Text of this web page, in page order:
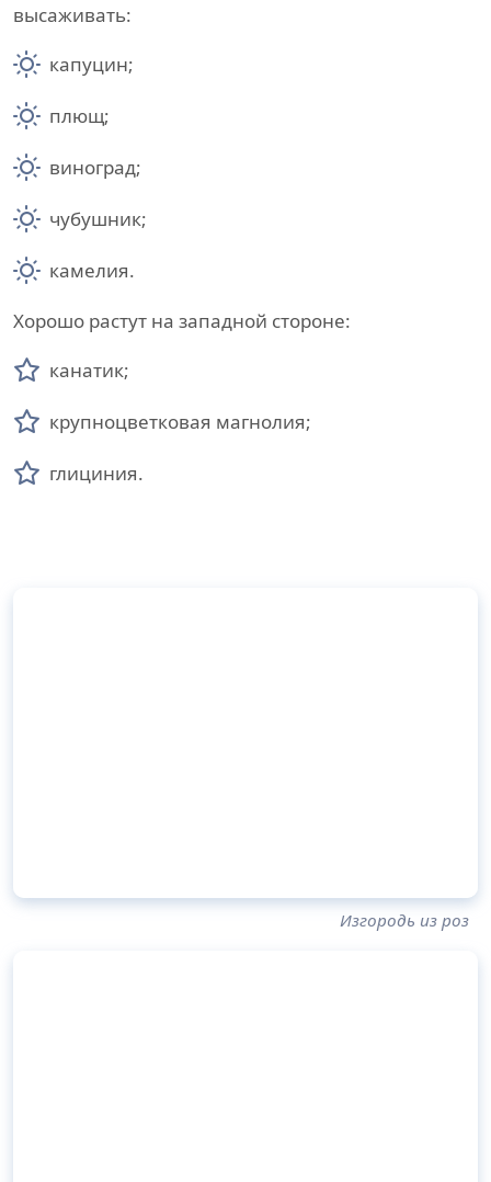
высаживать:
капуцин;
плющ;
виноград;
чубушник;
камелия.
Хорошо растут на западной стороне:
канатик;
крупноцветковая магнолия;
глициния.
Изгородь из роз